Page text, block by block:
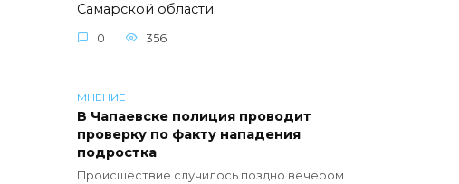
Самарской области
0 356
МНЕНИЕ
В Чапаевске полиция проводит
проверку по факту нападения
подростка
Происшествие случилось поздно вечером